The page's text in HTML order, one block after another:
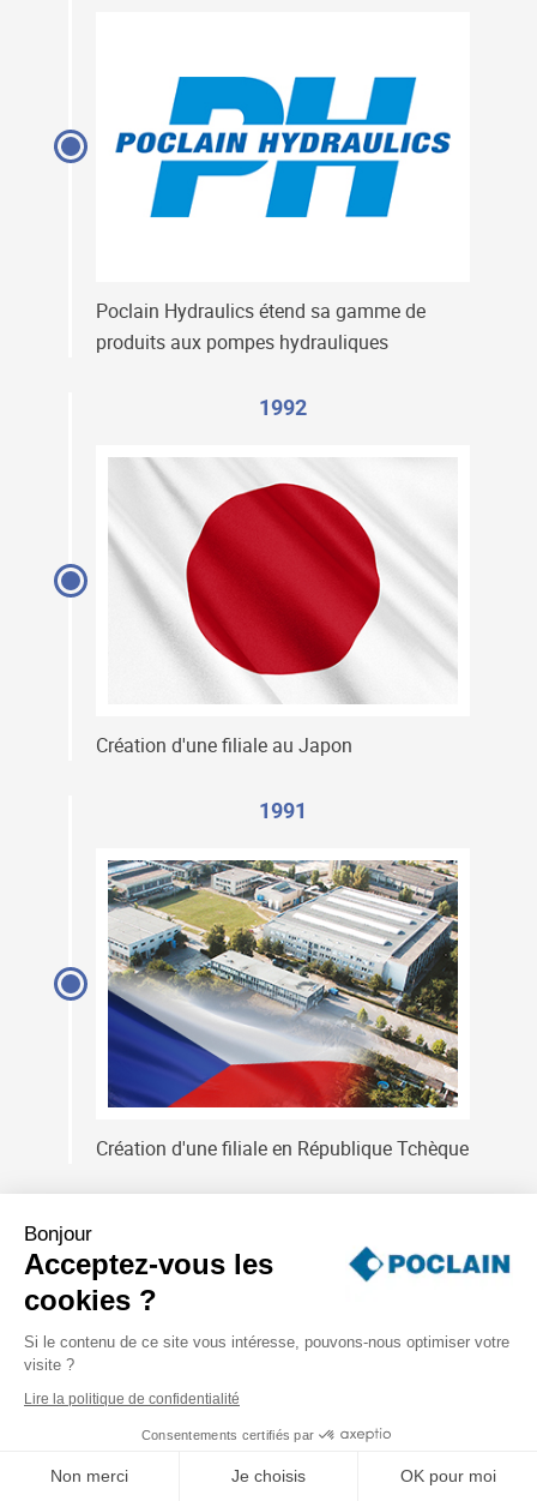
Poclain Hydraulics étend sa gamme de
produits aux pompes hydrauliques
1992
Création d'une filiale au Japon
1991
Création d'une filiale en République Tchèque
Bonjour
Acceptez-vous les
cookies ?
Si le contenu de ce site vous intéresse, pouvons-nous optimiser votre
visite ?
Lire la politique de confidentialité
Consentements certifiés par
Non merci Je choisis OK pour moi